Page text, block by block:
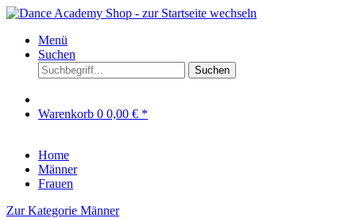
Menü
Suchen
Suchen
Warenkorb 0 0,00 € *
Home
Männer
Frauen
Zur Kategorie Männer